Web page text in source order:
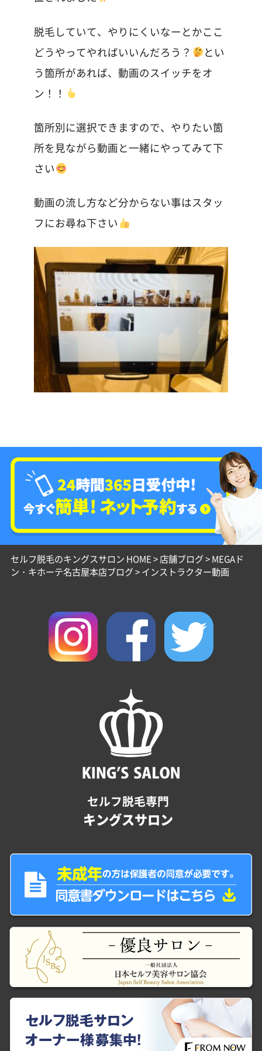
脱毛していて、やりにくいなーとかここ
どうやってやればいいんだろう？
とい
う箇所があれば、動画のスイッチをオ
ン！！
箇所別に選択できますので、やりたい箇
所を見ながら動画と一緒にやってみて下
さい
動画の流し方など分からない事はスタッ
フにお尋ね下さい
セルフ脱毛のキングスサロン HOME>店舗ブログ>MEGAド
ン・キホーテ名古屋本店ブログ>インストラクター動画
セルフ脱毛専門
キングスサロン